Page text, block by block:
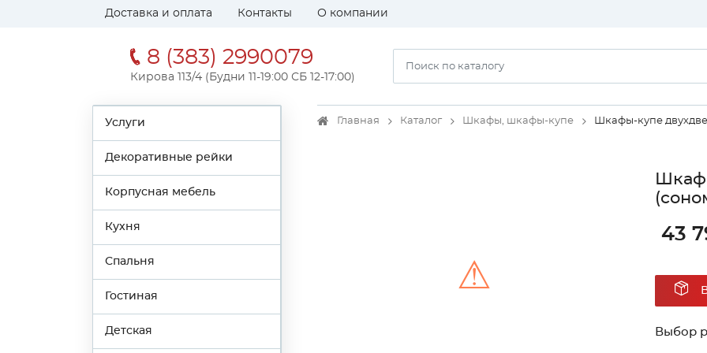
Доставка и оплата Контакты О компании
8 (383) 2990079
Кирова 113/4 (Будни 11-19:00 СБ 12-17:00)
Услуги
Декоративные рейки
Корпусная мебель
Кухня
Спальня
Гостиная
Детская
Главная Каталог Шкафы, шкафы-купе Шкафы-купе
⚠
43
Выбор